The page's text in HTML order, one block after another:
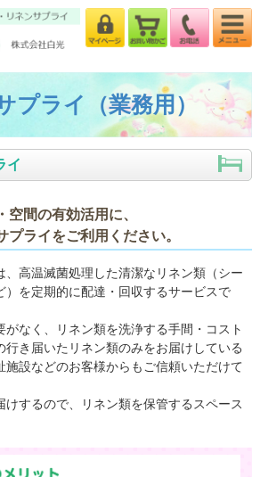
プライ（業務用）
イ
空間の有効活用に、
プライをご利用ください。
、高温滅菌処理した清潔なリネン類（シー
）を定期的に配達・回収するサービスで
がなく、リネン類を洗浄する手間・コスト
行き届いたリネン類のみをお届けしている
施設などのお客様からもご信頼いただけて
けするので、リネン類を保管するスペース